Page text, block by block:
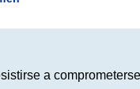
a